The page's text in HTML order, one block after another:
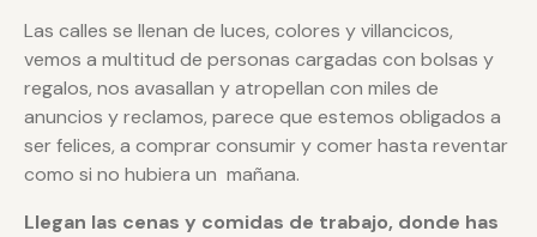
Las calles se llenan de luces, colores y villancicos,
vemos a multitud de personas cargadas con bolsas y
regalos, nos avasallan y atropellan con miles de
anuncios y reclamos, parece que estemos obligados a
ser felices, a comprar consumir y comer hasta reventar
como si no hubiera un mañana.
Llegan las cenas y comidas de trabajo, donde has